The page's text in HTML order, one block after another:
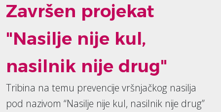
Završen projekat
"Nasilje nije kul,
nasilnik nije drug"
Tribina na temu prevencije vršnjačkog nasilja
pod nazivom “Nasilje nije kul, nasilnik nije drug”